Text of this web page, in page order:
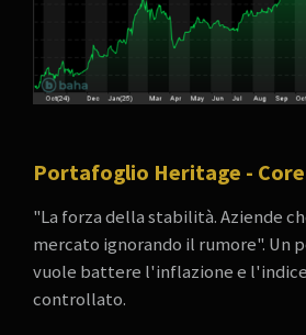
Portafoglio Heritage -
"La forza della stabilità. Aziende
mercato ignorando il rumore". Un
vuole battere l'inflazione e
controllato.